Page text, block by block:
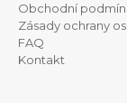
Obchodní
Zásady ochrany
FAQ
Kontakt